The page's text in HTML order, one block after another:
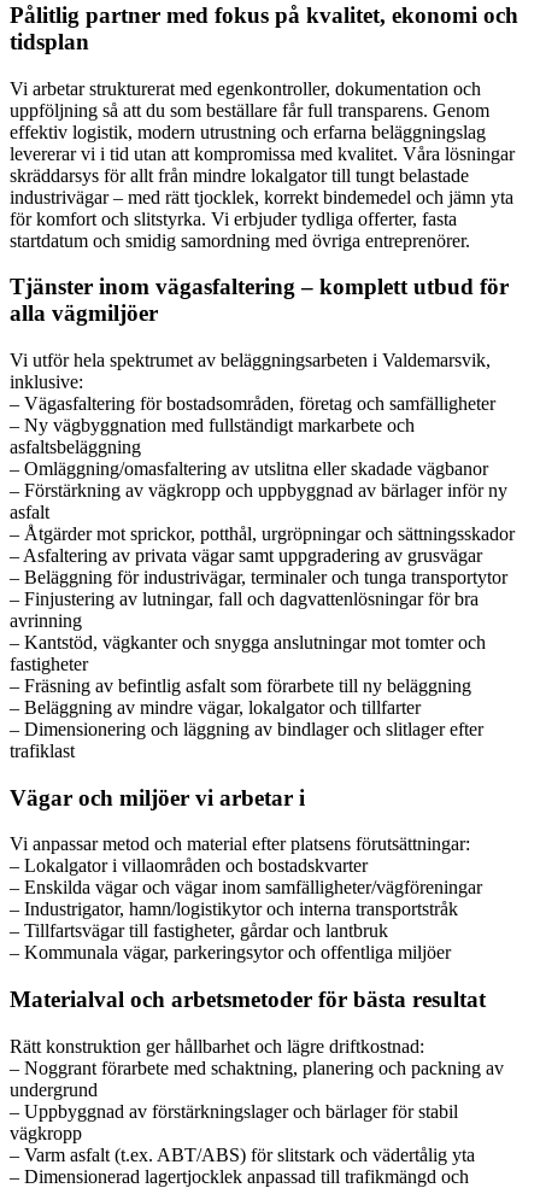
Pålitlig partner med fokus på kvalitet, ekonomi och
tidsplan
Vi arbetar strukturerat med egenkontroller, dokumentation och
uppföljning så att du som beställare får full transparens. Genom
effektiv logistik, modern utrustning och erfarna beläggningslag
levererar vi i tid utan att kompromissa med kvalitet. Våra lösningar
skräddarsys för allt från mindre lokalgator till tungt belastade
industrivägar – med rätt tjocklek, korrekt bindemedel och jämn yta
för komfort och slitstyrka. Vi erbjuder tydliga offerter, fasta
startdatum och smidig samordning med övriga entreprenörer.
Tjänster inom vägasfaltering – komplett utbud för
alla vägmiljöer
Vi utför hela spektrumet av beläggningsarbeten i Valdemarsvik,
inklusive:
– Vägasfaltering för bostadsområden, företag och samfälligheter
– Ny vägbyggnation med fullständigt markarbete och
asfaltsbeläggning
– Omläggning/omasfaltering av utslitna eller skadade vägbanor
– Förstärkning av vägkropp och uppbyggnad av bärlager inför ny
asfalt
– Åtgärder mot sprickor, potthål, urgröpningar och sättningsskador
– Asfaltering av privata vägar samt uppgradering av grusvägar
– Beläggning för industrivägar, terminaler och tunga transportytor
– Finjustering av lutningar, fall och dagvattenlösningar för bra
avrinning
– Kantstöd, vägkanter och snygga anslutningar mot tomter och
fastigheter
– Fräsning av befintlig asfalt som förarbete till ny beläggning
– Beläggning av mindre vägar, lokalgator och tillfarter
– Dimensionering och läggning av bindlager och slitlager efter
trafiklast
Vägar och miljöer vi arbetar i
Vi anpassar metod och material efter platsens förutsättningar:
– Lokalgator i villaområden och bostadskvarter
– Enskilda vägar och vägar inom samfälligheter/vägföreningar
– Industrigator, hamn/logistikytor och interna transportstråk
– Tillfartsvägar till fastigheter, gårdar och lantbruk
– Kommunala vägar, parkeringsytor och offentliga miljöer
Materialval och arbetsmetoder för bästa resultat
Rätt konstruktion ger hållbarhet och lägre driftkostnad:
– Noggrant förarbete med schaktning, planering och packning av
undergrund
– Uppbyggnad av förstärkningslager och bärlager för stabil
vägkropp
– Varm asfalt (t.ex. ABT/ABS) för slitstark och vädertålig yta
– Dimensionerad lagertjocklek anpassad till trafikmängd och